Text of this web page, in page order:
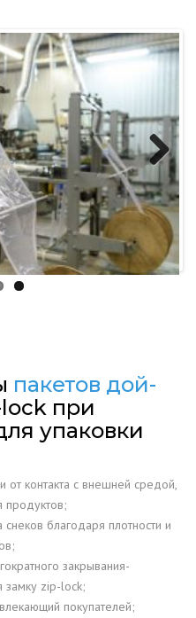
Next
пакетов дой-
при
упаковки
от контакта с внешней средой,
продуктов;
благодаря плотности и
закрывания-
замку zip-lock;
покупателей;